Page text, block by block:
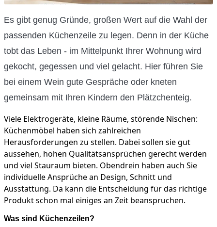
Es gibt genug Gründe, großen Wert auf die Wahl der
passenden Küchenzeile zu legen. Denn in der Küche
tobt das Leben - im Mittelpunkt Ihrer Wohnung wird
gekocht, gegessen und viel gelacht. Hier führen Sie
bei einem Wein gute Gespräche oder kneten
gemeinsam mit Ihren Kindern den Plätzchenteig.
Viele Elektrogeräte, kleine Räume, störende Nischen:
Küchenmöbel haben sich zahlreichen
Herausforderungen zu stellen. Dabei sollen sie gut
aussehen, hohen Qualitätsansprüchen gerecht werden
und viel Stauraum bieten. Obendrein haben auch Sie
individuelle Ansprüche an Design, Schnitt und
Ausstattung. Da kann die Entscheidung für das richtige
Produkt schon mal einiges an Zeit beanspruchen.
Was sind Küchenzeilen?